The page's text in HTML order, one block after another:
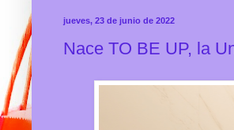
jueves, 23 de junio de 2022
Nace TO BE UP, la